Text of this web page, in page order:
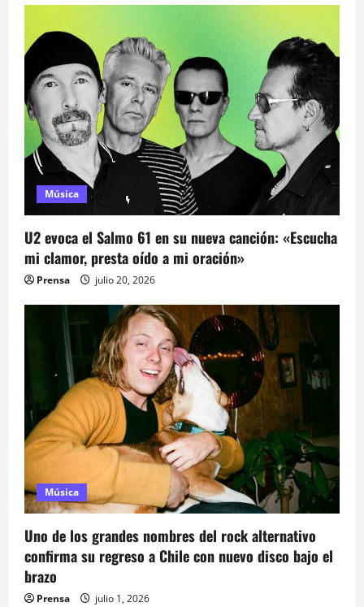
a
d
a
s
Música
U2 evoca el Salmo 61 en su nueva canción: «Escucha
mi clamor, presta oído a mi oración»
Prensa julio 20, 2026
Música
Uno de los grandes nombres del rock alternativo
confirma su regreso a Chile con nuevo disco bajo el
brazo
Prensa julio 1, 2026